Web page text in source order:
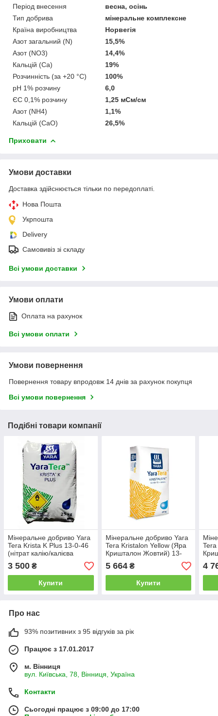
Період внесення
весна, осінь
Тип добрива
мінеральне комплексне
Країна виробництва
Норвегія
Азот загальний (N)
15,5%
Азот (NO3)
14,4%
Кальцій (Са)
19%
Розчинність (за +20 °C)
100%
pH 1% розчину
6,0
ЄС 0,1% розчину
1,25 мСм/см
Азот (NH4)
1,1%
Кальцій (СаО)
26,5%
Приховати
Умови доставки
Доставка здійснюється тільки по передоплаті.
Нова Пошта
Укрпошта
Delivery
Самовивіз зі складу
Всі умови доставки
Умови оплати
Оплата на рахунок
Всі умови оплати
Умови повернення
Повернення товару впродовж 14 днів за рахунок покупця
Всі умови повернення
Подібні товари компанії
Мінеральне добриво Yara
Tera Krista K Plus 13-0-46
(нітрат калію/калієва
силітра) 25 кг
3 500 ₴
Купити
Мінеральне добриво Yara
Tera Kristalon Yellow (Яра
Кришталон Жовтий) 13-
40-13 25 кг
5 664₴
Купити
3-
4
Про нас
93% позитивних з 95 відгуків за рік
Працює з 17.01.2017
м. Вінниця
вул. Київська, 78, Вінниця, Україна
Контакти
Сьогодні працює з 09:00 до 17:00